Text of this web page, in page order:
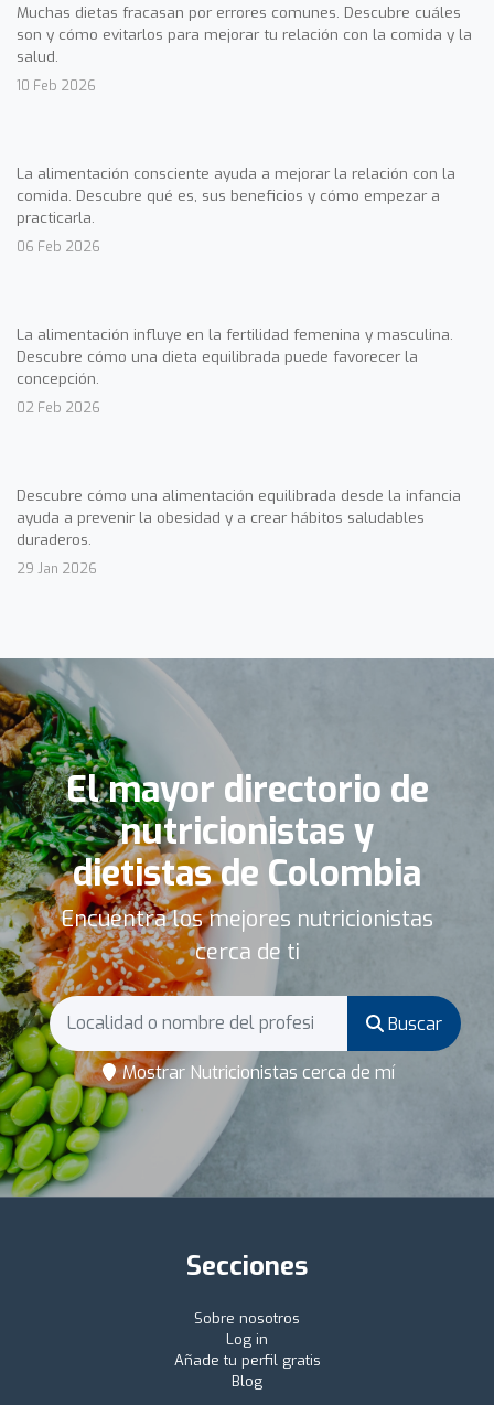
Muchas dietas fracasan por errores comunes. Descubre cuáles
son y cómo evitarlos para mejorar tu relación con la comida y la
salud.
10 Feb 2026
La alimentación consciente ayuda a mejorar la relación con la
comida. Descubre qué es, sus beneficios y cómo empezar a
practicarla.
06 Feb 2026
La alimentación influye en la fertilidad femenina y masculina.
Descubre cómo una dieta equilibrada puede favorecer la
concepción.
02 Feb 2026
Descubre cómo una alimentación equilibrada desde la infancia
ayuda a prevenir la obesidad y a crear hábitos saludables
duraderos.
29 Jan 2026
El mayor directorio de
nutricionistas y
dietistas de Colombia
Encuentra los mejores nutricionistas
cerca de ti
Buscar
Mostrar Nutricionistas cerca de mí
Secciones
Sobre nosotros
Log in
Añade tu perfil gratis
Blog